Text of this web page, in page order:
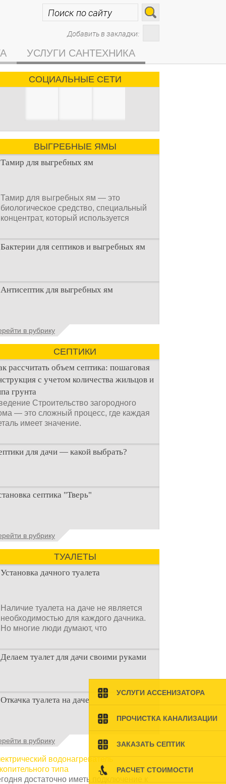
УСЛУГИ АССЕНИЗАТОРА
ПРОЧИСТКА КАНАЛИЗАЦИИ
ЗАКАЗАТЬ СЕПТИК
РАСЧЕТ СТОИМОСТИ
Добавить в закладки:
УСЛУГИ САНТЕХНИКА
СОЦИАЛЬНЫЕ СЕТИ
ВЫГРЕБНЫЕ ЯМЫ
Тамир для выгребных ям
Тамир для выгребных ям — это
биологическое средство, специальный
концентрат, который используется
Бактерии для септиков и выгребных ям
Очистка канализационного стока или
выгребной ямой всегда являлась не
Антисептик для выгребных ям
Общие сведения об антисептиках
Антисептик для выгребных ям – это
специальные препараты, которые
в рубрику
СЕПТИКИ
рассчитать объем септика: пошаговая
с учетом количества жильцов и
грунта
Строительство загородного
— это сложный процесс, где каждая
имеет значение.
для дачи — какой выбрать?
строительстве дачи одной из
задач становится
септика "Тверь"
септика Тверь - важнейший
утилизации сточных вод в частных
и на загородных
в рубрику
ТУАЛЕТЫ
Установка дачного туалета
Наличие туалета на даче не является
необходимостью для каждого дачника.
Но многие люди думают, что
Делаем туалет для дачи своими руками
Туалеты для дачи – это устройства, с
которых начинается благоустройство
Откачка туалета на даче
Туалет на даче – это первая постройка,
которая изначально строится на дачном
участке. Она может
в рубрику
водонагреватель
типа
достаточно иметь подключение к